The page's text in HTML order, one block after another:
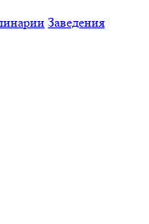
Заведения